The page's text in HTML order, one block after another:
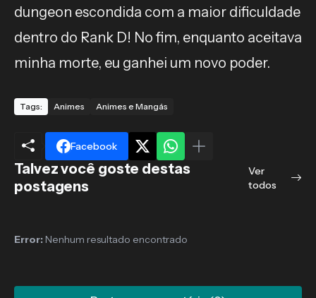
dungeon escondida com a maior dificuldade
dentro do Rank D! No fim, enquanto aceitava
minha morte, eu ganhei um novo poder.
Tags: Animes Animes e Mangás
Facebook
Talvez você goste destas
postagens
Ver
todos
Error: Nenhum resultado encontrado